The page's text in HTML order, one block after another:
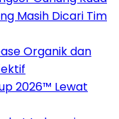
Masih Dicari Tim
Organik dan
2026™ Lewat